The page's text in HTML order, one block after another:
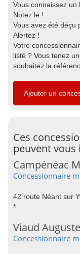
Vous connaissez
Notez le !
Vous avez été déçu
Alertez !
Votre
listé ? Vous tenez
souhaitez la
Ajouter un
Ces
peuvent vous
Campénéac
Concessionnaire
42 route Néant sur
*
Viaud Auguste
Concessionnaire